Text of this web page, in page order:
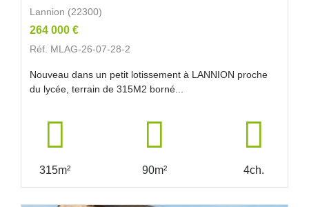
Lannion (22300)
264 000 €
Réf. MLAG-26-07-28-2
Nouveau dans un petit lotissement à LANNION proche
du lycée, terrain de 315M2 borné...
315m² 90m² 4ch.